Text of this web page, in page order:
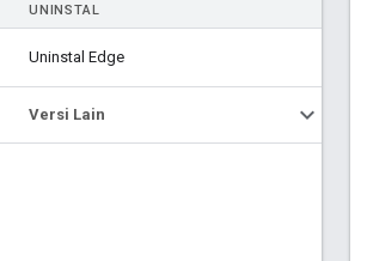
UNINSTAL
Uninstal Edge
Versi Lain